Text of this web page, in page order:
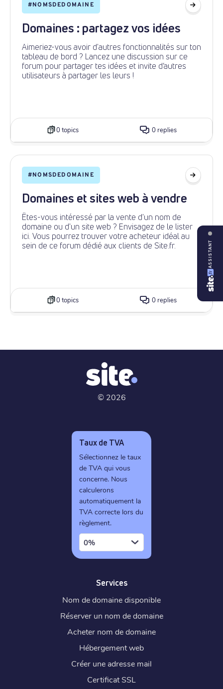
#NOMSDEDOMAINE
Domaines : partagez vos idées
Aimeriez-vous avoir d'autres fonctionnalités sur ton
tableau de bord ? Lancez une discussion sur ce
forum pour partager tes idées et invite d’autres
utilisateurs à partager les leurs !
0 topics 0 replies
#NOMSDEDOMAINE
Domaines et sites web à vendre
Êtes-vous intéressé par la vente d'un nom de
domaine ou d'un site web ? Envisagez de le lister
ici. Vous pourrez trouver votre acheteur idéal au
sein de ce forum dédié aux clients de Site.fr.
0 topics 0 replies
© 2026
Taux de TVA
Sélectionnez le taux
de TVA qui vous
concerne. Nous
calculerons
automatiquement la
TVA correcte lors du
règlement.
0%
Services
Nom de domaine disponible
Réserver un nom de domaine
Acheter nom de domaine
Hébergement web
Créer une adresse mail
Certificat SSL
ASSISTANT